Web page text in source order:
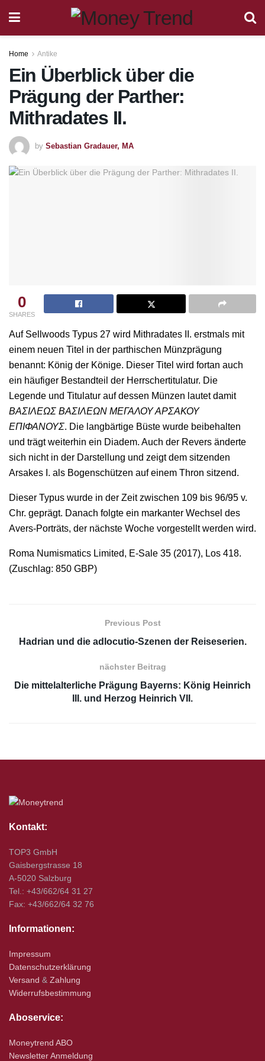
Home Antike
Ein Überblick über die
Prägung der Parther:
Mithradates II.
by Sebastian Gradauer, MA
0
SHARES
Auf Sellwoods Typus 27 wird Mithradates II. erstmals mit
einem neuen Titel in der parthischen Münzprägung
benannt: König der Könige. Dieser Titel wird fortan auch
ein häufiger Bestandteil der Herrschertitulatur. Die
Legende und Titulatur auf dessen Münzen lautet damit
ΒΑΣΙΛΕΩΣ ΒΑΣΙΛΕΩΝ ΜΕΓΑΛΟΥ ΑΡΣΑΚΟΥ
ΕΠΙΦΑΝΟΥΣ. Die langbärtige Büste wurde beibehalten
und trägt weiterhin ein Diadem. Auch der Revers änderte
sich nicht in der Darstellung und zeigt dem sitzenden
Arsakes I. als Bogenschützen auf einem Thron sitzend.
Dieser Typus wurde in der Zeit zwischen 109 bis 96/95 v.
Chr. geprägt. Danach folgte ein markanter Wechsel des
Avers-Porträts, der nächste Woche vorgestellt werden wird.
Roma Numismatics Limited, E-Sale 35 (2017), Los 418.
(Zuschlag: 850 GBP)
Previous Post
Hadrian und die adlocutio-Szenen der Reiseserien.
nächster Beitrag
Die mittelalterliche Prägung Bayerns: König Heinrich
III. und Herzog Heinrich VII.
Kontakt:
TOP3 GmbH
Gaisbergstrasse 18
A-5020 Salzburg
Tel.: +43/662/64 31 27
Fax: +43/662/64 32 76
Informationen:
Impressum
Datenschutzerklärung
Versand & Zahlung
Widerrufsbestimmung
Aboservice:
Moneytrend ABO
Newsletter Anmeldung